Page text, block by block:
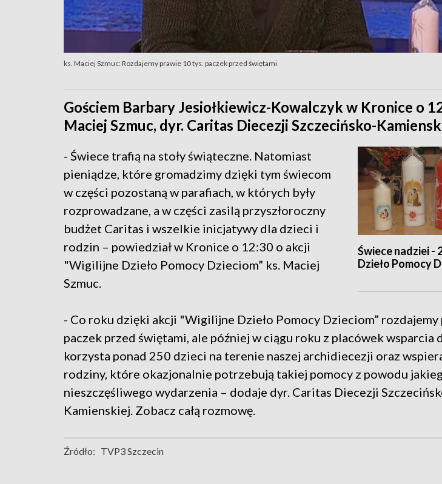
ks. Maciej Szmuc: Rozdajemy prawie 10 tys. paczek przed świętami
Gościem Barbary Jesiołkiewicz-Kowalczyk w Kronice o
Maciej Szmuc, dyr. Caritas Diecezji Szczecińsko-
Świece nadziei -
Dzieło Pomocy
- Świece trafią na stoły świąteczne. Natomiast
pieniądze, które gromadzimy dzięki tym świecom
w części pozostaną w parafiach, w których były
rozprowadzane, a w części zasilą przyszłoroczny
budżet Caritas i wszelkie inicjatywy dla dzieci i
rodzin – powiedział w Kronice o 12:30 o akcji
"Wigilijne Dzieło Pomocy Dzieciom” ks. Maciej
Szmuc.
- Co roku dzięki akcji "Wigilijne Dzieło Pomocy Dzieciom” rozdajemy
paczek przed świętami, ale później w ciągu roku z placówek wsparcia
korzysta ponad 250 dzieci na terenie naszej archidiecezji oraz
rodziny, które okazjonalnie potrzebują takiej pomocy z powodu
nieszczęśliwego wydarzenia – dodaje dyr. Caritas Diecezji
Kamienskiej. Zobacz całą rozmowę.
Źródło: TVP3 Szczecin